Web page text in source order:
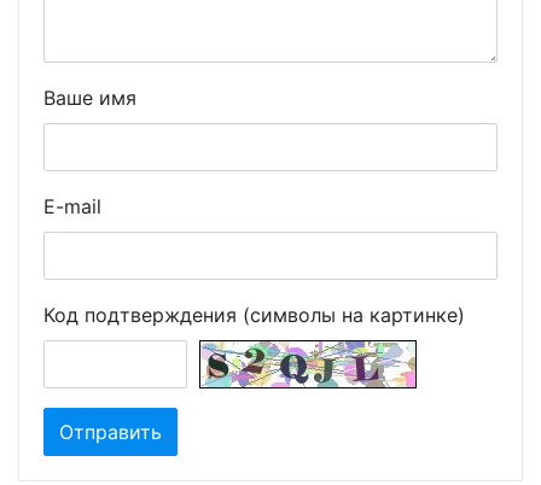
Ваше имя
E-mail
Код подтверждения (символы на картинке)